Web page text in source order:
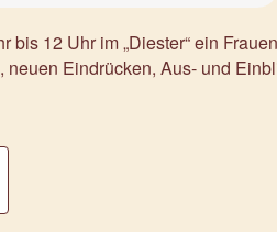
bis 12 Uhr im „Diester“ ein
Eindrücken, Aus- und